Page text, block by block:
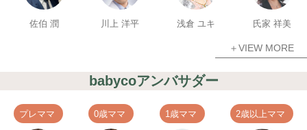
佐伯 潤 川上 洋平 浅倉 ユキ 氏家 祥美
＋VIEW MORE
babycoアンバサダー
プレママ 0歳ママ 1歳ママ 2歳以上ママ